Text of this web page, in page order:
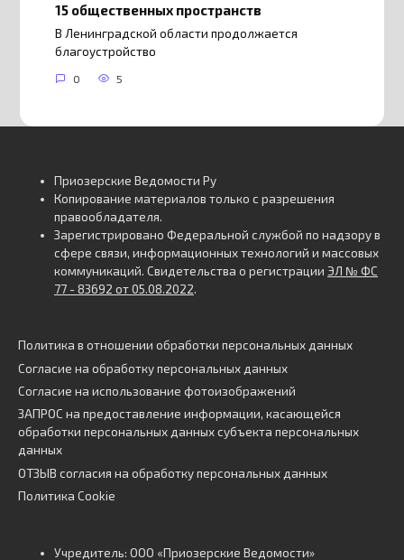
15 общественных пространств
В Ленинградской области продолжается
благоустройство
0 5
Приозерские Ведомости Ру
Копирование материалов только с разрешения
правообладателя.
Зарегистрировано Федеральной службой по надзору в
сфере связи, информационных технологий и массовых
коммуникаций. Свидетельства о регистрации ЭЛ № ФС
77 - 83692 от 05.08.2022.
Политика в отношении обработки персональных данных
Согласие на обработку персональных данных
Согласие на использование фотоизображений
ЗАПРОС на предоставление информации, касающейся
обработки персональных данных субъекта персональных
данных
ОТЗЫВ согласия на обработку персональных данных
Политика Cookie
Учредитель: ООО «Приозерские Ведомости»